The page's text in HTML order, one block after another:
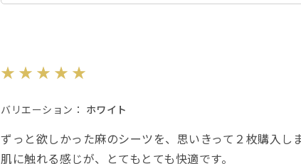
バリエーション： ホワイト
ずっと欲しかった麻のシーツを、思いきって２枚購入し
肌に触れる感じが、とてもとても快適です。